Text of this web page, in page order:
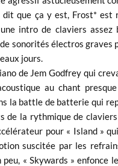
dit que ça y est, Frost*
intro de claviers assez
sonorités électros graves
jours.
de Jem Godfrey qui
au chant
la battle de batterie qui
la rythmique de
pour « Island »
suscitée par les
« Skywards » enfonce